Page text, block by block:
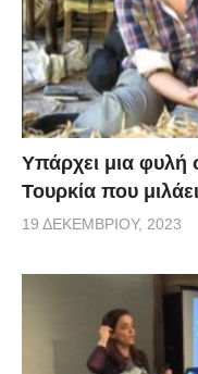
Υπάρχει μια φυλή
Τουρκία που
19 ΔΕΚΕΜΒΡΊΟΥ, 2023